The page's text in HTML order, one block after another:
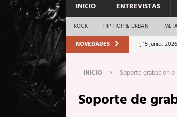
INICIO ENTREVISTAS
ROCK HIP HOP & URBAN
NOVEDADES [ 15 junio,
[ 11 junio,
[ 1 junio, 2026 ]
INICIO Soporte grabación o
Soporte de